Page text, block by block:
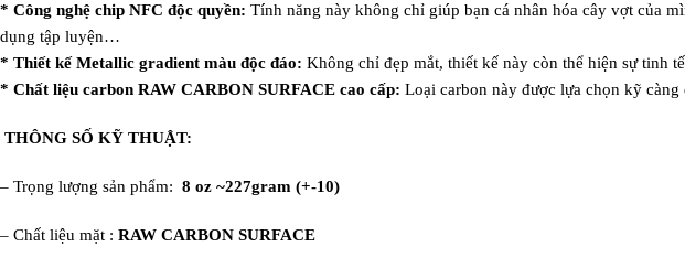
* Công nghệ chip NFC độc quyền: Tính năng này không chỉ giúp bạn cá nhân hóa cây vợt của
dụng tập luyện…
* Thiết kế Metallic gradient màu độc đáo: Không chỉ đẹp mắt, thiết kế này còn thể hiện sự tinh
* Chất liệu carbon RAW CARBON SURFACE cao cấp: Loại carbon này được lựa chọn kỹ
THÔNG SỐ KỸ THUẬT:
– Trọng lượng sản phẩm: ‎ 8 oz ~227gram (+-10)
– Chất liệu mặt : RAW CARBON SURFACE